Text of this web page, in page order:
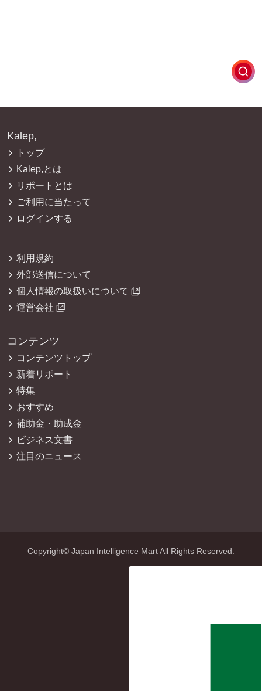
Kalep,
トップ
Kalep,とは
リポートとは
ご利用に当たって
ログインする
利用規約
外部送信について
個人情報の取扱いについて
運営会社
コンテンツ
コンテンツトップ
新着リポート
特集
おすすめ
補助金・助成金
ビジネス文書
注目のニュース
Copyright© Japan Intelligence Mart All Rights Reserved.